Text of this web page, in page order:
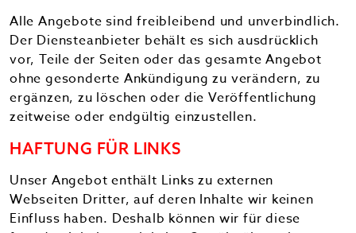
Alle Angebote sind freibleibend und unverbindlich.
Der Diensteanbieter behält es sich ausdrücklich
vor, Teile der Seiten oder das gesamte Angebot
ohne gesonderte Ankündigung zu verändern, zu
ergänzen, zu löschen oder die Veröffentlichung
zeitweise oder endgültig einzustellen.
HAFTUNG FÜR LINKS
Unser Angebot enthält Links zu externen
Webseiten Dritter, auf deren Inhalte wir keinen
Einfluss haben. Deshalb können wir für diese